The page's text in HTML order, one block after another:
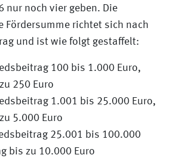
nur noch vier geben. Die
Fördersumme richtet sich nach
und ist wie folgt gestaffelt:
100 bis 1.000 Euro,
250 Euro
1.001 bis 25.000 Euro,
5.000 Euro
25.001 bis 100.000
bis zu 10.000 Euro